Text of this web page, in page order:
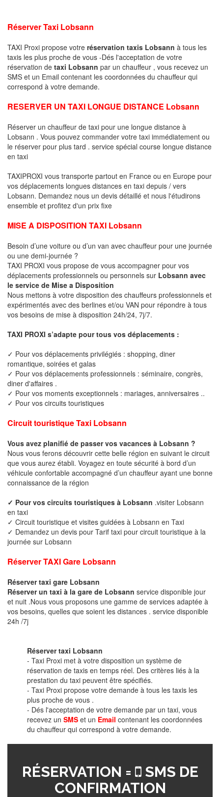
Réserver Taxi Lobsann
TAXI Proxi propose votre réservation taxis Lobsann à tous les
taxis les plus proche de vous -Dés l'acceptation de votre
réservation de taxi Lobsann par un chauffeur , vous recevez un
SMS et un Email contenant les coordonnées du chauffeur qui
correspond à votre demande.
RESERVER UN TAXI LONGUE DISTANCE Lobsann
Réserver un chauffeur de taxi pour une longue distance à
Lobsann . Vous pouvez commander votre taxi immédiatement ou
le réserver pour plus tard . service spécial course longue distance
en taxi
TAXIPROXI vous transporte partout en France ou en Europe pour
vos déplacements longues distances en taxi depuis / vers
Lobsann. Demandez nous un devis détaillé et nous l'étudirons
ensemble et profitez d'un prix fixe
MISE A DISPOSITION TAXI Lobsann
Besoin d’une voiture ou d’un van avec chauffeur pour une journée
ou une demi-journée ?
TAXI PROXI vous propose de vous accompagner pour vos
déplacements professionnels ou personnels sur Lobsann avec
le service de Mise a Disposition
Nous mettons à votre disposition des chauffeurs professionnels et
expérimentés avec des berlines et/ou VAN pour répondre à tous
vos besoins de mise à disposition 24h/24, 7j/7.
TAXI PROXI s’adapte pour tous vos déplacements :
✓ Pour vos déplacements privilégiés : shopping, diner
romantique, soirées et galas
✓ Pour vos déplacements professionnels : séminaire, congrès,
diner d'affaires .
✓ Pour vos moments exceptionnels : mariages, anniversaires ..
✓ Pour vos circuits touristiques
Circuit touristique Taxi Lobsann
Vous avez planifié de passer vos vacances à Lobsann ?
Nous vous ferons découvrir cette belle région en suivant le circuit
que vous aurez établi. Voyagez en toute sécurité à bord d’un
véhicule confortable accompagné d’un chauffeur ayant une bonne
connaissance de la région
✓ Pour vos circuits touristiques à Lobsann .visiter Lobsann
en taxi
✓ Circuit touristique et visites guidées à Lobsann en Taxi
✓ Demandez un devis pour Tarif taxi pour circuit touristique à la
journée sur Lobsann
Réserver TAXI Gare Lobsann
Réserver taxi gare Lobsann
Réserver un taxi à la gare de Lobsann service disponible jour
et nuit .Nous vous proposons une gamme de services adaptée à
vos besoins, quelles que soient les distances . service disponible
24h /7j
Réserver taxi Lobsann
- Taxi Proxi met à votre disposition un système de
réservation de taxis en temps réel. Des critères liés à la
prestation du taxi peuvent être spécifiés.
- Taxi Proxi propose votre demande à tous les taxis les
plus proche de vous .
- Dés l'acceptation de votre demande par un taxi, vous
recevez un SMS et un Email contenant les coordonnées
du chauffeur qui correspond à votre demande.
RÉSERVATION =
SMS DE
CONFIRMATION